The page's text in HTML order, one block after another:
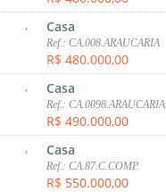
, Casa
Ref.: CA.008.ARAUCARIA
R$ 480.000,00
, Casa
Ref.: CA.0098.ARAUCARIA
R$ 490.000,00
, Casa
Ref.: CA.87.C.COMP.
R$ 550.000,00